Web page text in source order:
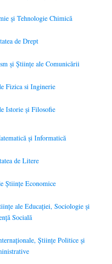
şi Tehnologie Chimică
de Drept
şi Ştiinţe ale Comunicării
Fizica si Inginerie
Istorie şi Filosofie
şi Informatică
de Litere
Științe Economice
ale Educaţiei, Sociologie și
Socială
Ştiinţe Politice şi